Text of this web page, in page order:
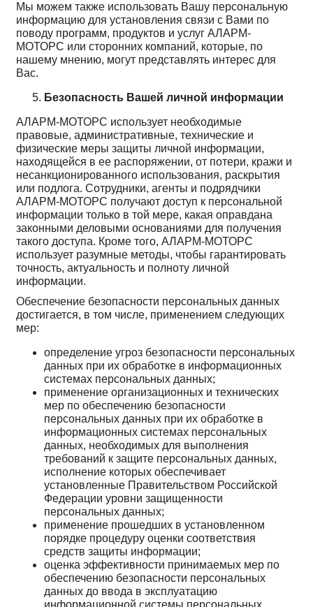
Мы можем также использовать Вашу персональную
информацию для установления связи с Вами по
поводу программ, продуктов и услуг АЛАРМ-
МОТОРС или сторонних компаний, которые, по
нашему мнению, могут представлять интерес для
Вас.
Безопасность Вашей личной информации
АЛАРМ-МОТОРС использует необходимые
правовые, административные, технические и
физические меры защиты личной информации,
находящейся в ее распоряжении, от потери, кражи и
несанкционированного использования, раскрытия
или подлога. Сотрудники, агенты и подрядчики
АЛАРМ-МОТОРС получают доступ к персональной
информации только в той мере, какая оправдана
законными деловыми основаниями для получения
такого доступа. Кроме того, АЛАРМ-МОТОРС
использует разумные методы, чтобы гарантировать
точность, актуальность и полноту личной
информации.
Обеспечение безопасности персональных данных
достигается, в том числе, применением следующих
мер:
определение угроз безопасности персональных
данных при их обработке в информационных
системах персональных данных;
применение организационных и технических
мер по обеспечению безопасности
персональных данных при их обработке в
информационных системах персональных
данных, необходимых для выполнения
требований к защите персональных данных,
исполнение которых обеспечивает
установленные Правительством Российской
Федерации уровни защищенности
персональных данных;
применение прошедших в установленном
порядке процедуру оценки соответствия
средств защиты информации;
оценка эффективности принимаемых мер по
обеспечению безопасности персональных
данных до ввода в эксплуатацию
информационной системы персональных